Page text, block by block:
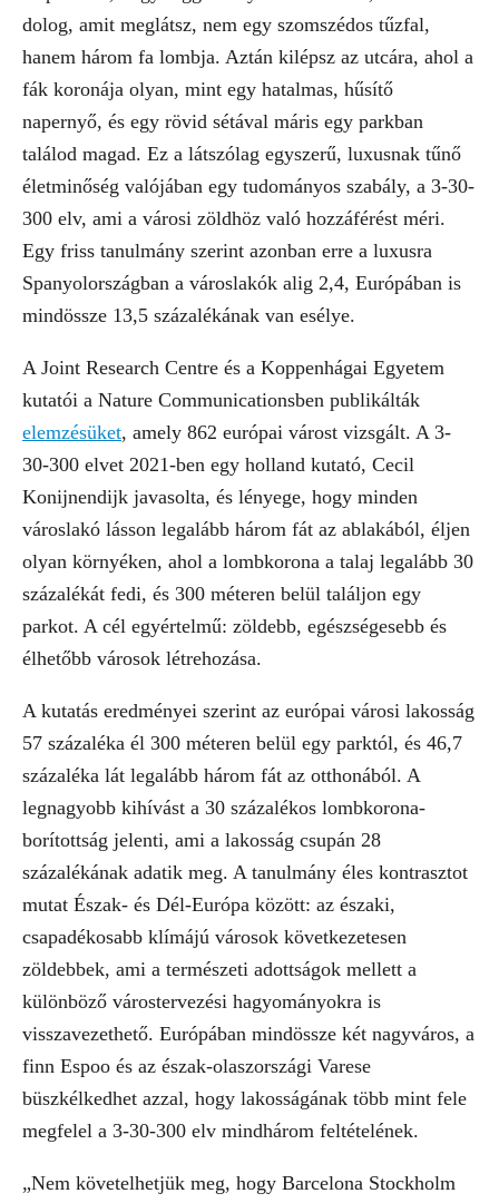
dolog, amit meglátsz, nem egy szomszédos tűzfal,
hanem három fa lombja. Aztán kilépsz az utcára, ahol a
fák koronája olyan, mint egy hatalmas, hűsítő
napernyő, és egy rövid sétával máris egy parkban
találod magad. Ez a látszólag egyszerű, luxusnak tűnő
életminőség valójában egy tudományos szabály, a 3-30-
300 elv, ami a városi zöldhöz való hozzáférést méri.
Egy friss tanulmány szerint azonban erre a luxusra
Spanyolországban a városlakók alig 2,4, Európában is
mindössze 13,5 százalékának van esélye.
A Joint Research Centre és a Koppenhágai Egyetem
kutatói a Nature Communicationsben publikálták
elemzésüket, amely 862 európai várost vizsgált. A 3-
30-300 elvet 2021-ben egy holland kutató, Cecil
Konijnendijk javasolta, és lényege, hogy minden
városlakó lásson legalább három fát az ablakából, éljen
olyan környéken, ahol a lombkorona a talaj legalább 30
százalékát fedi, és 300 méteren belül találjon egy
parkot. A cél egyértelmű: zöldebb, egészségesebb és
élhetőbb városok létrehozása.
A kutatás eredményei szerint az európai városi lakosság
57 százaléka él 300 méteren belül egy parktól, és 46,7
százaléka lát legalább három fát az otthonából. A
legnagyobb kihívást a 30 százalékos lombkorona-
borítottság jelenti, ami a lakosság csupán 28
százalékának adatik meg. A tanulmány éles kontrasztot
mutat Észak- és Dél-Európa között: az északi,
csapadékosabb klímájú városok következetesen
zöldebbek, ami a természeti adottságok mellett a
különböző várostervezési hagyományokra is
visszavezethető. Európában mindössze két nagyváros, a
finn Espoo és az észak-olaszországi Varese
büszkélkedhet azzal, hogy lakosságának több mint fele
megfelel a 3-30-300 elv mindhárom feltételének.
„Nem követelhetjük meg, hogy Barcelona Stockholm